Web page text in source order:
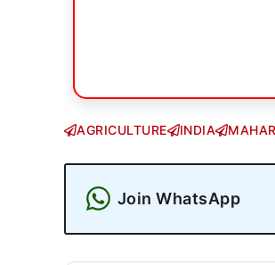
AGRICULTURE INDIA
Join WhatsApp